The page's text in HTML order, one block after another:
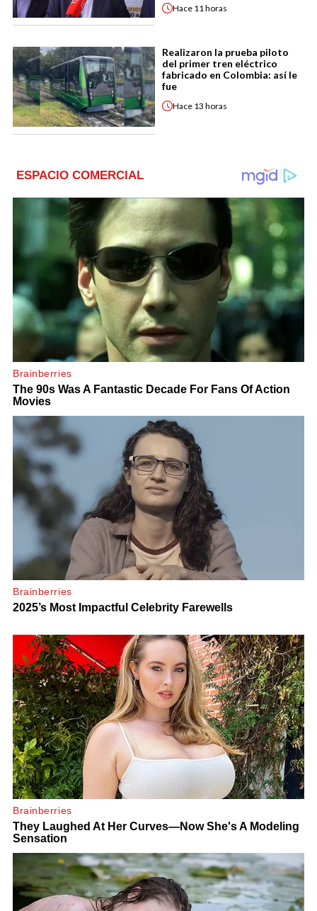
Hace 11 horas
Realizaron la prueba piloto
del primer tren eléctrico
fabricado en Colombia: así le
fue
Hace 13 horas